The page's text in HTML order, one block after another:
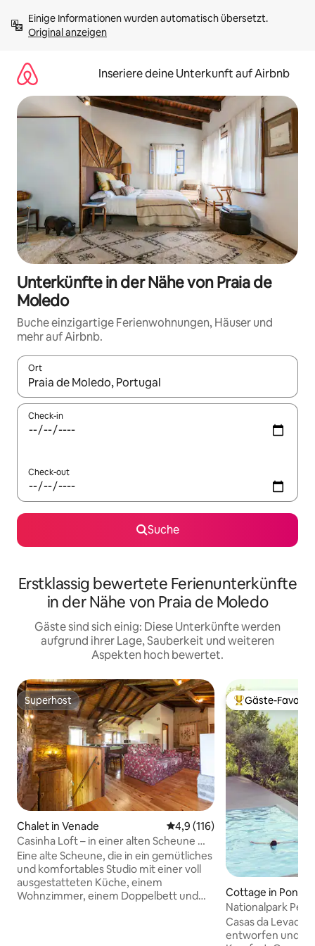
Inhalten
springenOriginal anzeigen
Inseriere deine Unterkunft auf Airbnb
Unterkünfte in der Nähe von Praia de
Moledo
Buche einzigartige Ferienwohnungen, Häuser und
mehr auf Airbnb.
Ort
Wenn Ergebnisse verfügbar sind, navigiere mit den
Check-in
Check-out
Suche
Erstklassig bewertete Ferienunterkünfte
in der Nähe von Praia de Moledo
Gäste sind sich einig: Diese Unterkünfte werden
aufgrund ihrer Lage, Sauberkeit und weiteren
Aspekten hoch bewertet.
Superhost
Superhost
Chalet in Venade Durchschnittliche Bewertung:
4,9 (116)
Casinha Loft – in einer alten Scheune mit
Garten
Eine alte Scheune, die in ein gemütliches
und komfortables Studio mit einer voll
ausgestatteten Küche, einem
Wohnzimmer, einem Doppelbett und
Beliebter Gäste-
Gäste-Favorit
Cottage in Ponte
Nationalpark
LevadaT2
Casas da Levada
entworfen und